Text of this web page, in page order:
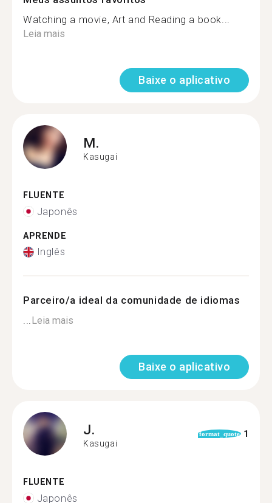
Watching a movie, Art and Reading a book...
Leia mais
Baixe o aplicativo
M.
Kasugai
FLUENTE
Japonês
APRENDE
Inglês
Parceiro/a ideal da comunidade de idiomas
...Leia mais
Baixe o aplicativo
J.
Kasugai
format_quote 1
FLUENTE
Japonês